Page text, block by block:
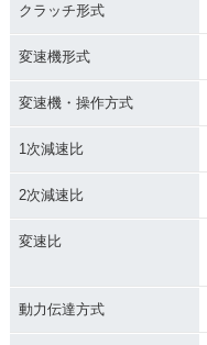
クラッチ形式
変速機形式
変速機・操作方式
1次減速比
2次減速比
変速比
動力伝達方式